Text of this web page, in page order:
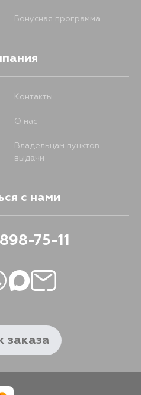
Бонусная программа
Контакты
О нас
Владельцам пунктов
выдачи
с нами
75-11
заказа